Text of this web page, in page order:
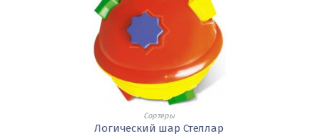
Сортеры
Логический шар Стеллар